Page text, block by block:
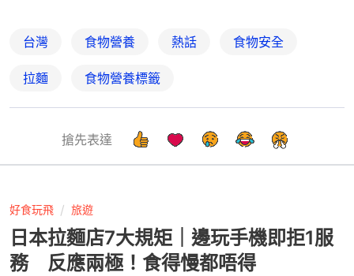
台灣 食物營養 熱話 食物安全
拉麵 食物營養標籤
搶先表達
好食玩飛 旅遊
日本拉麵店7大規矩｜邊玩手機即拒1服
務 反應兩極！食得慢都唔得